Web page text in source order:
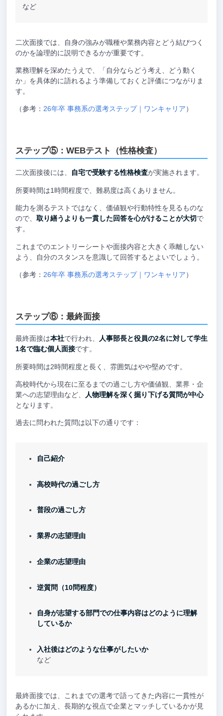
など
二次面接では、自身の強みが職種や業務内容とどう結びつく
のかを論理的に説明できるかが重要です。
業務理解を深めたうえで、「自分ならどう考え、どう動く
か」を具体的に語れるよう準備しておくと評価につながりま
す。
（参考： 26年卒 事務系の選考ステップ｜ワンキャリア）
ステップ⑤：WEBテスト（性格検査）
二次面接後には、 自宅で受験する性格検査が実施されます。
所要時間は1時間程度で、難易度は高くありません。
能力を測るテストではなく、価値観や行動特性を見るものな
ので、 取り繕うよりも一貫した回答を心がけることが大切で
す。
これまでのエントリーシートや面接内容と大きく乖離しない
よう、自分のスタンスを意識して回答するとよいでしょう。
（参考： 26年卒 事務系の選考ステップ｜ワンキャリア）
ステップ⑥：最終面接
最終面接は本社で行われ、 人事部長と役員の2名に対して学生
1名で臨む個人面接です。
所要時間は2時間程度と長く、雰囲気はやや堅めです。
高校時代から現在に至るまでの過ごし方や価値観、業界・企
業への志望理由など、
人物理解を深く掘り下げる質問が中心
となります。
過去に問われた質問は以下の通りです：
自己紹介
高校時代の過ごし方
普段の過ごし方
業界の志望理由
企業の志望理由
逆質問（10問程度）
自身が志望する部門での仕事内容はどのように理解
しているか
入社後はどのような仕事がしたいか
など
最終面接では、これまでの選考で語ってきた内容に一貫性が
あるかに加え、長期的な視点で企業とマッチしているかが見